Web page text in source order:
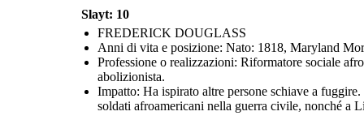
Slayt: 10
FREDERICK DOUGLASS
Anni di vita e posizione: Nato: 1818, Maryland
Professione o realizzazioni: Riformatore sociale
abolizionista.
Impatto: Ha ispirato altre persone schiave a
soldati afroamericani nella guerra civile, nonché a